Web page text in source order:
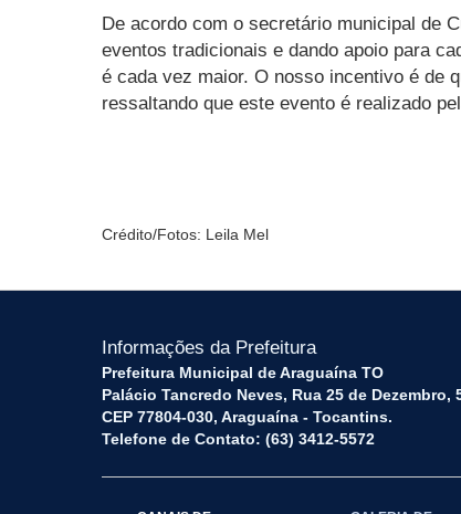
De acordo com o secretário municipal de
eventos tradicionais e dando apoio para
é cada vez maior. O nosso incentivo é de
ressaltando que este evento é realizado
Crédito/Fotos: Leila Mel
Informações da Prefeitura
Prefeitura Municipal de Araguaína TO
Palácio Tancredo Neves, Rua 25 de Dezembro,
CEP 77804-030, Araguaína - Tocantins.
Telefone de Contato: (63) 3412-5572